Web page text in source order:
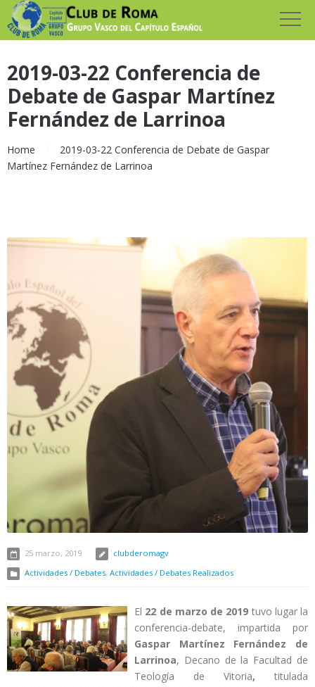
2019-03-22 Conferencia de
Debate de Gaspar Martínez
Fernández de Larrinoa
Home
2019-03-22 Conferencia de Debate de Gaspar
Martínez Fernández de Larrinoa
25 marzo, 2019
clubderomagv
Actividades / Debates, Actividades / Debates Realizados
El 22 de marzo de 2019 tuvo lugar la
conferencia-debate, impartida por
Gaspar Martínez Fernández de
Larrinoa, Decano de la Facultad de
Teología de Vitoria, titulada